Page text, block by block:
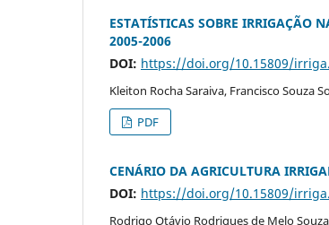
ESTATÍSTICAS SOBRE IRRIGAÇÃO
2005-2006
DOI: https://doi.org/10.15809/
Kleiton Rocha Saraiva, Francisco Souza
PDF
CENÁRIO DA AGRICULTURA
DOI: https://doi.org/10.15809/
Rodrigo Otávio Rodrigues de Melo